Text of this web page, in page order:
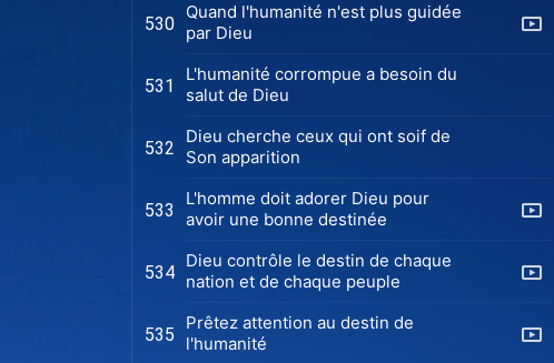
530
Quand l'humanité n'est plus guidée
par Dieu
531
L'humanité corrompue a besoin du
salut de Dieu
532
Dieu cherche ceux qui ont soif de
Son apparition
533
L'homme doit adorer Dieu pour
avoir une bonne destinée
534
Dieu contrôle le destin de chaque
nation et de chaque peuple
535
Prêtez attention au destin de
l'humanité